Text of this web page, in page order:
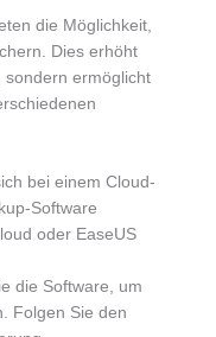
die Möglichkeit,
Dies erhöht
sondern ermöglicht
bei einem Cloud-
Software
oder EaseUS
die Software, um
Folgen Sie den